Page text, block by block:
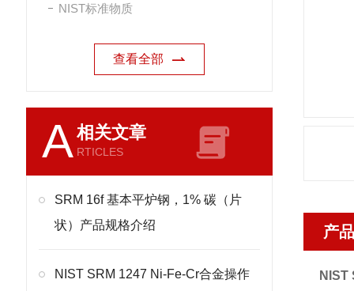
NIST标准物质
查看全部
A相关文章
RTICLES
SRM 16f 基本平炉钢，1% 碳（片
状）产品规格介绍
NIST SRM 1247 Ni-Fe-Cr合金操作
产
NIST